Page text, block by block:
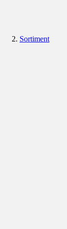
Sortiment